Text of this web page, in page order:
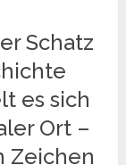
Schatz
es sich
Ort –
Zeichen